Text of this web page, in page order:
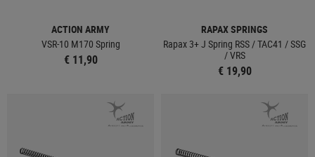
ACTION ARMY
VSR-10 M170 Spring
€ 11,90
RAPAX SPRINGS
Rapax 3+ J Spring RSS / TAC41 / SSG
/ VRS
€ 19,90